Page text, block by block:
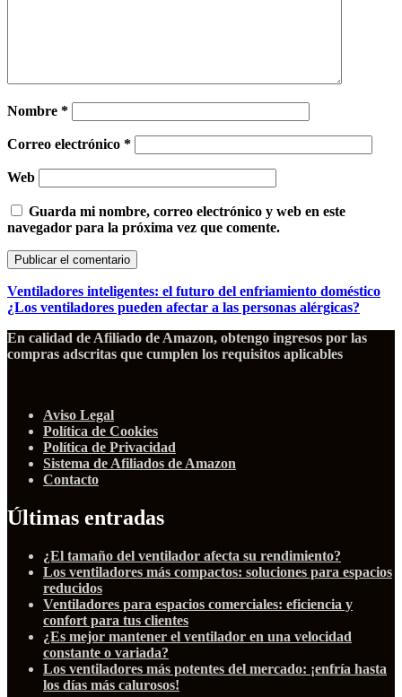
Nombre *
Correo electrónico *
Web
Guarda mi nombre, correo electrónico y web en este
navegador para la próxima vez que comente.
Ventiladores inteligentes: el futuro del enfriamiento doméstico
¿Los ventiladores pueden afectar a las personas alérgicas?
En calidad de Afiliado de Amazon, obtengo ingresos por las
compras adscritas que cumplen los requisitos aplicables
Aviso Legal
Política de Cookies
Política de Privacidad
Sistema de Afiliados de Amazon
Contacto
Últimas entradas
¿El tamaño del ventilador afecta su rendimiento?
Los ventiladores más compactos: soluciones para espacios
reducidos
Ventiladores para espacios comerciales: eficiencia y
confort para tus clientes
¿Es mejor mantener el ventilador en una velocidad
constante o variada?
Los ventiladores más potentes del mercado: ¡enfría hasta
los días más calurosos!